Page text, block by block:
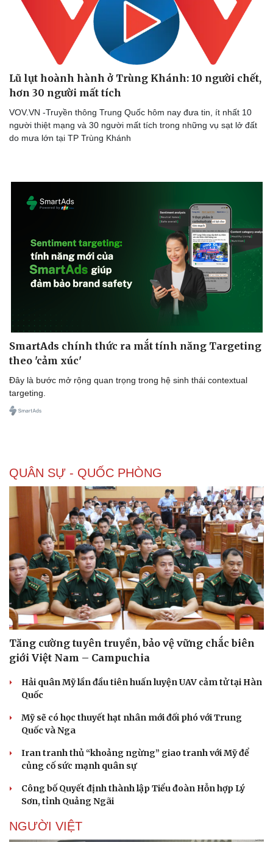
Pháp luật
Vụ án
Tin nóng
Tư vấn luật
Quân sự - Quốc phòng
Vũ khí
Việt Nam
Phân tích
Lũ lụt hoành hành ở Trùng Khánh: 10 người chết,
hơn 30 người mất tích
VOV.VN -Truyền thông Trung Quốc hôm nay đưa tin, ít nhất 10
người thiệt mạng và 30 người mất tích trong những vụ sạt lở đất
do mưa lớn tại TP Trùng Khánh
SmartAds chính thức ra mắt tính năng Targeting
theo 'cảm xúc'
Đây là bước mở rộng quan trọng trong hệ sinh thái contextual
targeting.
QUÂN SỰ - QUỐC PHÒNG
Tăng cường tuyên truyền, bảo vệ vững chắc biên
giới Việt Nam – Campuchia
Hải quân Mỹ lần đầu tiên huấn luyện UAV cảm tử tại Hàn
Quốc
Mỹ sẽ có học thuyết hạt nhân mới đối phó với Trung
Quốc và Nga
Iran tranh thủ “khoảng ngừng” giao tranh với Mỹ để
củng cố sức mạnh quân sự
Công bố Quyết định thành lập Tiểu đoàn Hỗn hợp Lý
Sơn, tỉnh Quảng Ngãi
NGƯỜI VIỆT